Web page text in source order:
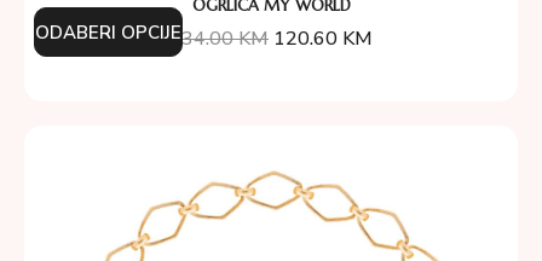
OGRLICA MY WORLD
134.00KM 120.60 KM
ODABERI OPCIJE